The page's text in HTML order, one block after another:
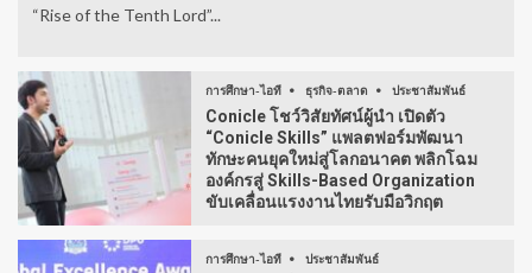
“Rise of the Tenth Lord”...
การศึกษา-ไอที ธุรกิจ-ตลาด ประชาสัมพันธ์
Conicle โชว์วิสัยทัศน์ผู้นำ เปิดตัว
“Conicle Skills” แพลตฟอร์มพัฒนา
ทักษะคนยุคใหม่สู่โลกอนาคต พลิกโฉม
องค์กรสู่ Skills-Based Organization
ขับเคลื่อนแรงงานไทยรับมือวิกฤต
การศึกษา-ไอที ประชาสัมพันธ์